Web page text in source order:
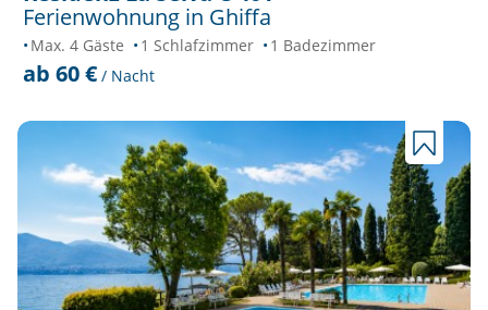
Ferienwohnung in Ghiffa
Max. 4 Gäste 1 Schlafzimmer 1 Badezimmer
ab 60 € / Nacht